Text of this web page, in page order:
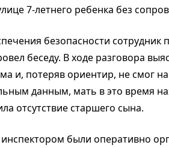
7-летнего ребенка без
безопасности
беседу. В ходе разговора
и, потеряв ориентир, не смог
данным, мать в это время
отсутствие старшего сына.
были оперативно